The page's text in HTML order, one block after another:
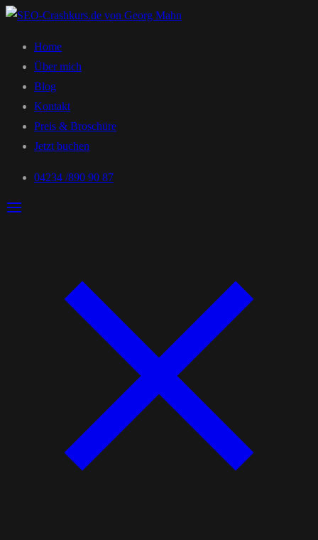
Home
Über mich
Blog
Kontakt
Preis & Broschüre
Jetzt buchen
04234 /890 90 87